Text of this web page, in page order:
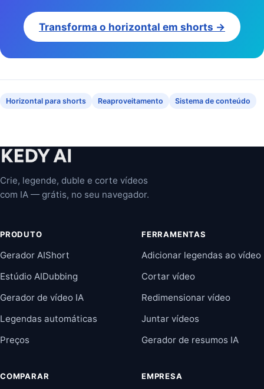
Transforma o horizontal em shorts →
Horizontal para shorts Reaproveitamento Sistema de conteúdo
Crie, legende, duble e corte vídeos
com IA — grátis, no seu navegador.
PRODUTO
Gerador AIShort
Estúdio AIDubbing
Gerador de vídeo IA
Legendas automáticas
Preços
FERRAMENTAS
Adicionar legendas ao vídeo
Cortar vídeo
Redimensionar vídeo
Juntar vídeos
Gerador de resumos IA
COMPARAR EMPRESA